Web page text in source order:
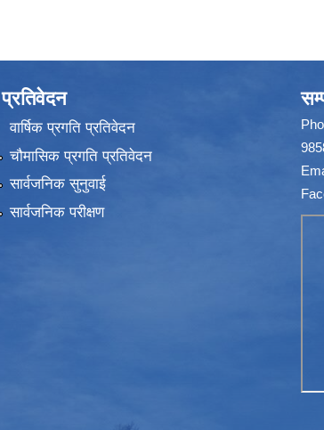
प्रतिवेदन
वार्षिक प्रगति प्रतिवेदन
चौमासिक प्रगति प्रतिवेदन
सार्वजनिक सुनुवाई
सार्वजनिक परीक्षण